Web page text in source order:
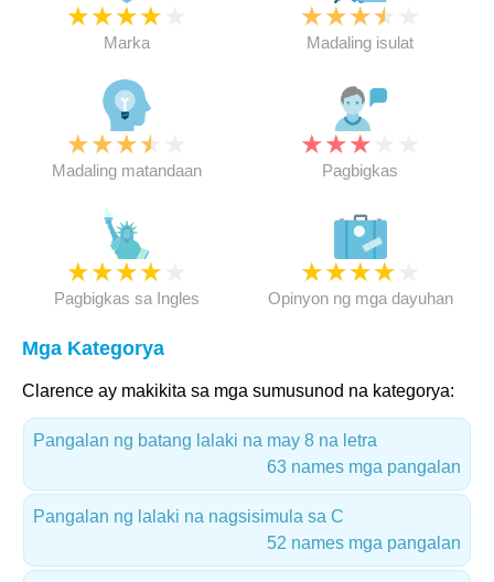
★★★★
Marka
★★★★
Madaling isulat
★★★★
Madaling matandaan
★★★
Pagbigkas
★★★★
Pagbigkas sa Ingles
★★★★
Opinyon ng mga dayuhan
Mga Kategorya
Clarence ay makikita sa mga sumusunod na kategorya:
Pangalan ng batang lalaki na may 8 na letra
63 names mga pangalan
Pangalan ng lalaki na nagsisimula sa C
52 names mga pangalan